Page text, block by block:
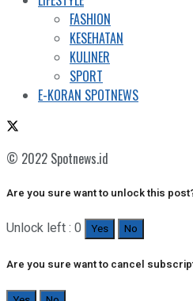
FASHION
KESEHATAN
KULINER
SPORT
E-KORAN SPOTNEWS
© 2022 Spotnews.id
Are you sure want to unlock this
Unlock left : 0 Yes No
Are you sure want to cancel